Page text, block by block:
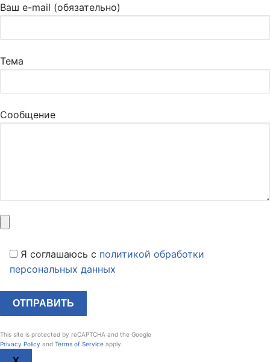
Ваш e-mail (обязательно)
Тема
Сообщение
Я соглашаюсь c политикой обработки
персональных данных
This site is protected by reCAPTCHA and the Google
Privacy Policy and Terms of Service apply.